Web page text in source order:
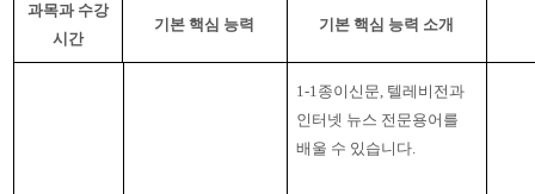
과목과 수강
시간
기본 핵심 능력 기본 핵심 능력 소개
1-1종이신문 텔레비전과
인터넷 뉴스 전문용어를
배울 수 있습니다.